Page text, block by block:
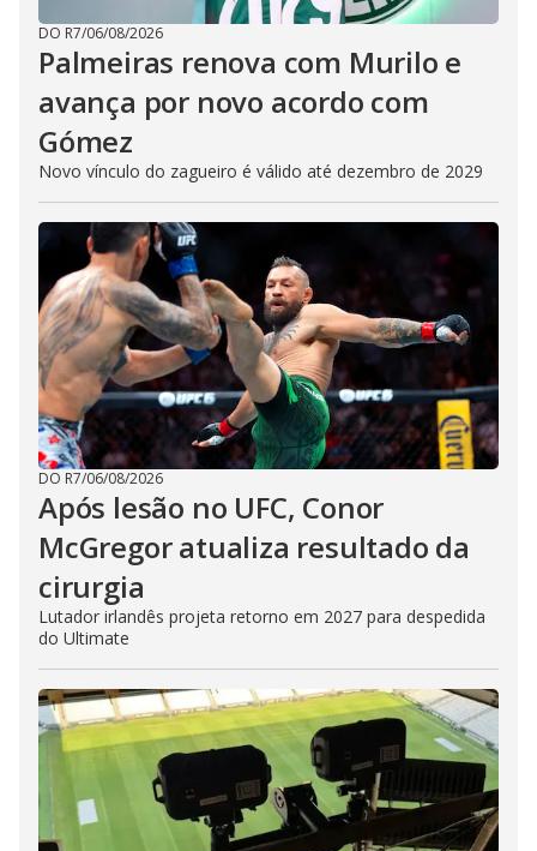
DO R7/06/08/2026
Palmeiras renova com Murilo e
avança por novo acordo com
Gómez
Novo vínculo do zagueiro é válido até dezembro de 2029
DO R7/06/08/2026
Após lesão no UFC, Conor
McGregor atualiza resultado da
cirurgia
Lutador irlandês projeta retorno em 2027 para despedida
do Ultimate